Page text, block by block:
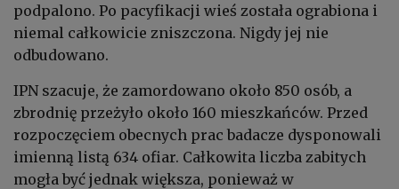
podpalono. Po pacyfikacji wieś została ograbiona i
niemal całkowicie zniszczona. Nigdy jej nie
odbudowano.
IPN szacuje, że zamordowano około 850 osób, a
zbrodnię przeżyło około 160 mieszkańców. Przed
rozpoczęciem obecnych prac badacze dysponowali
imienną listą 634 ofiar. Całkowita liczba zabitych
mogła być jednak większa, ponieważ w